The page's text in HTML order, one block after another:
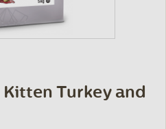
Kitten Turkey and